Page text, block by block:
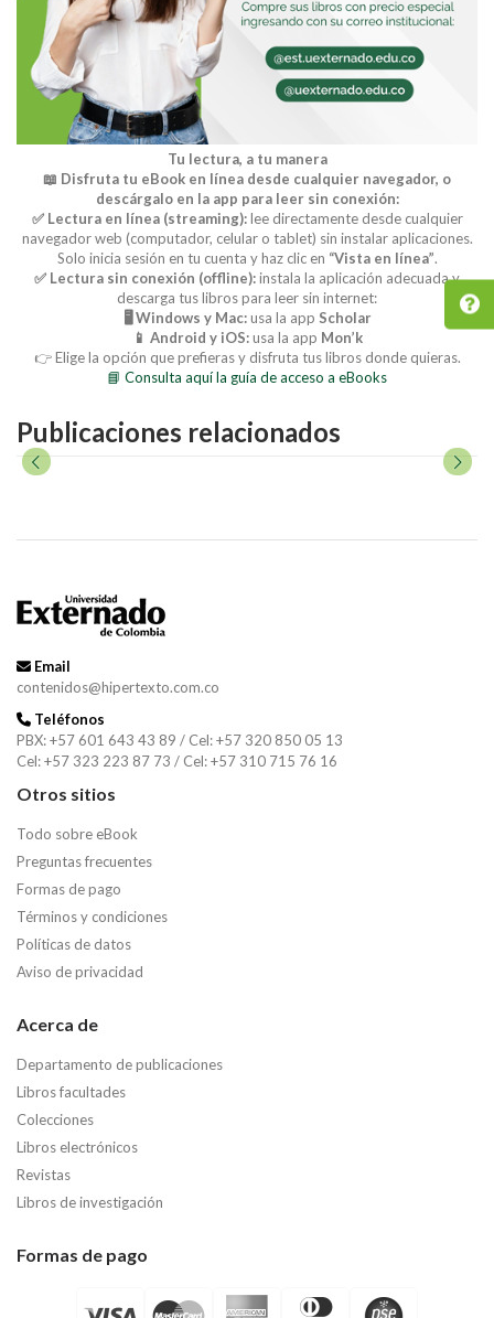
Tu lectura, a tu manera
📖 Disfruta tu eBook en línea desde cualquier navegador, o
descárgalo en la app para leer sin conexión:
✅ Lectura en línea (streaming):lee directamente desde cualquier
navegador web (computador, celular o tablet) sin instalar aplicaciones.
Solo inicia sesión en tu cuenta y haz clic en “Vista en línea”.
✅ Lectura sin conexión (offline):instala la aplicación adecuada y
descarga tus libros para leer sin internet:
🖥️ Windows y Mac:usa la app Scholar
📱 Android y iOS:usa la app Mon’k
👉 Elige la opción que prefieras y disfruta tus libros donde quieras.
📘 Consulta aquí la guía de acceso a eBooks
Publicaciones relacionados
Email
contenidos@hipertexto.com.co
Teléfonos
PBX: +57 601 643 43 89 / Cel: +57 320 850 05 13
Cel: +57 323 223 87 73 / Cel: +57 310 715 76 16
Otros sitios
Todo sobre eBook
Preguntas frecuentes
Formas de pago
Términos y condiciones
Políticas de datos
Aviso de privacidad
Acerca de
Departamento de publicaciones
Libros facultades
Colecciones
Libros electrónicos
Revistas
Libros de investigación
Formas de pago